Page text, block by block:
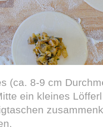
(ca. 8-9 cm
ein kleines